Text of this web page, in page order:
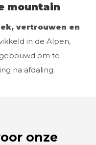
mountain
vertrouwen en
in de Alpen,
om te
na afdaling.
onze